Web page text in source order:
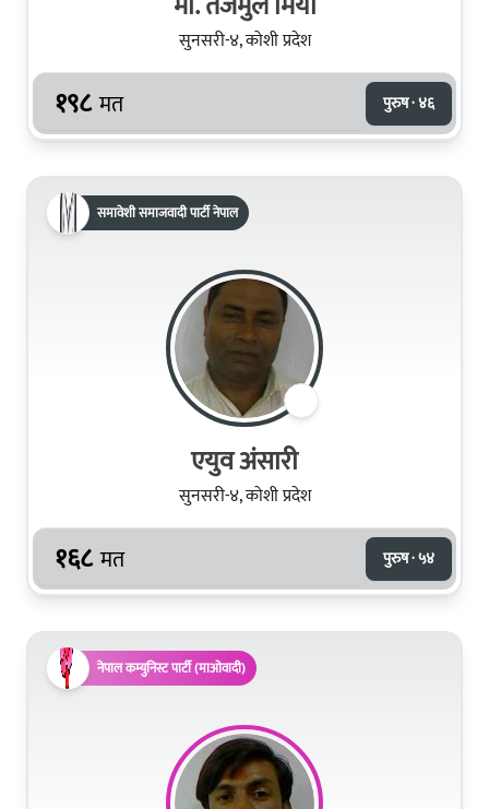
सुनसरी-४, कोशी प्रदेश
१९८ मत पुरुष · ४६
समावेशी समाजवादी पार्टी नेपाल
एयुव अंसारी
सुनसरी-४, कोशी प्रदेश
१६८ मत पुरुष · ५४
नेपाल कम्युनिस्ट पार्टी (माओवादी)